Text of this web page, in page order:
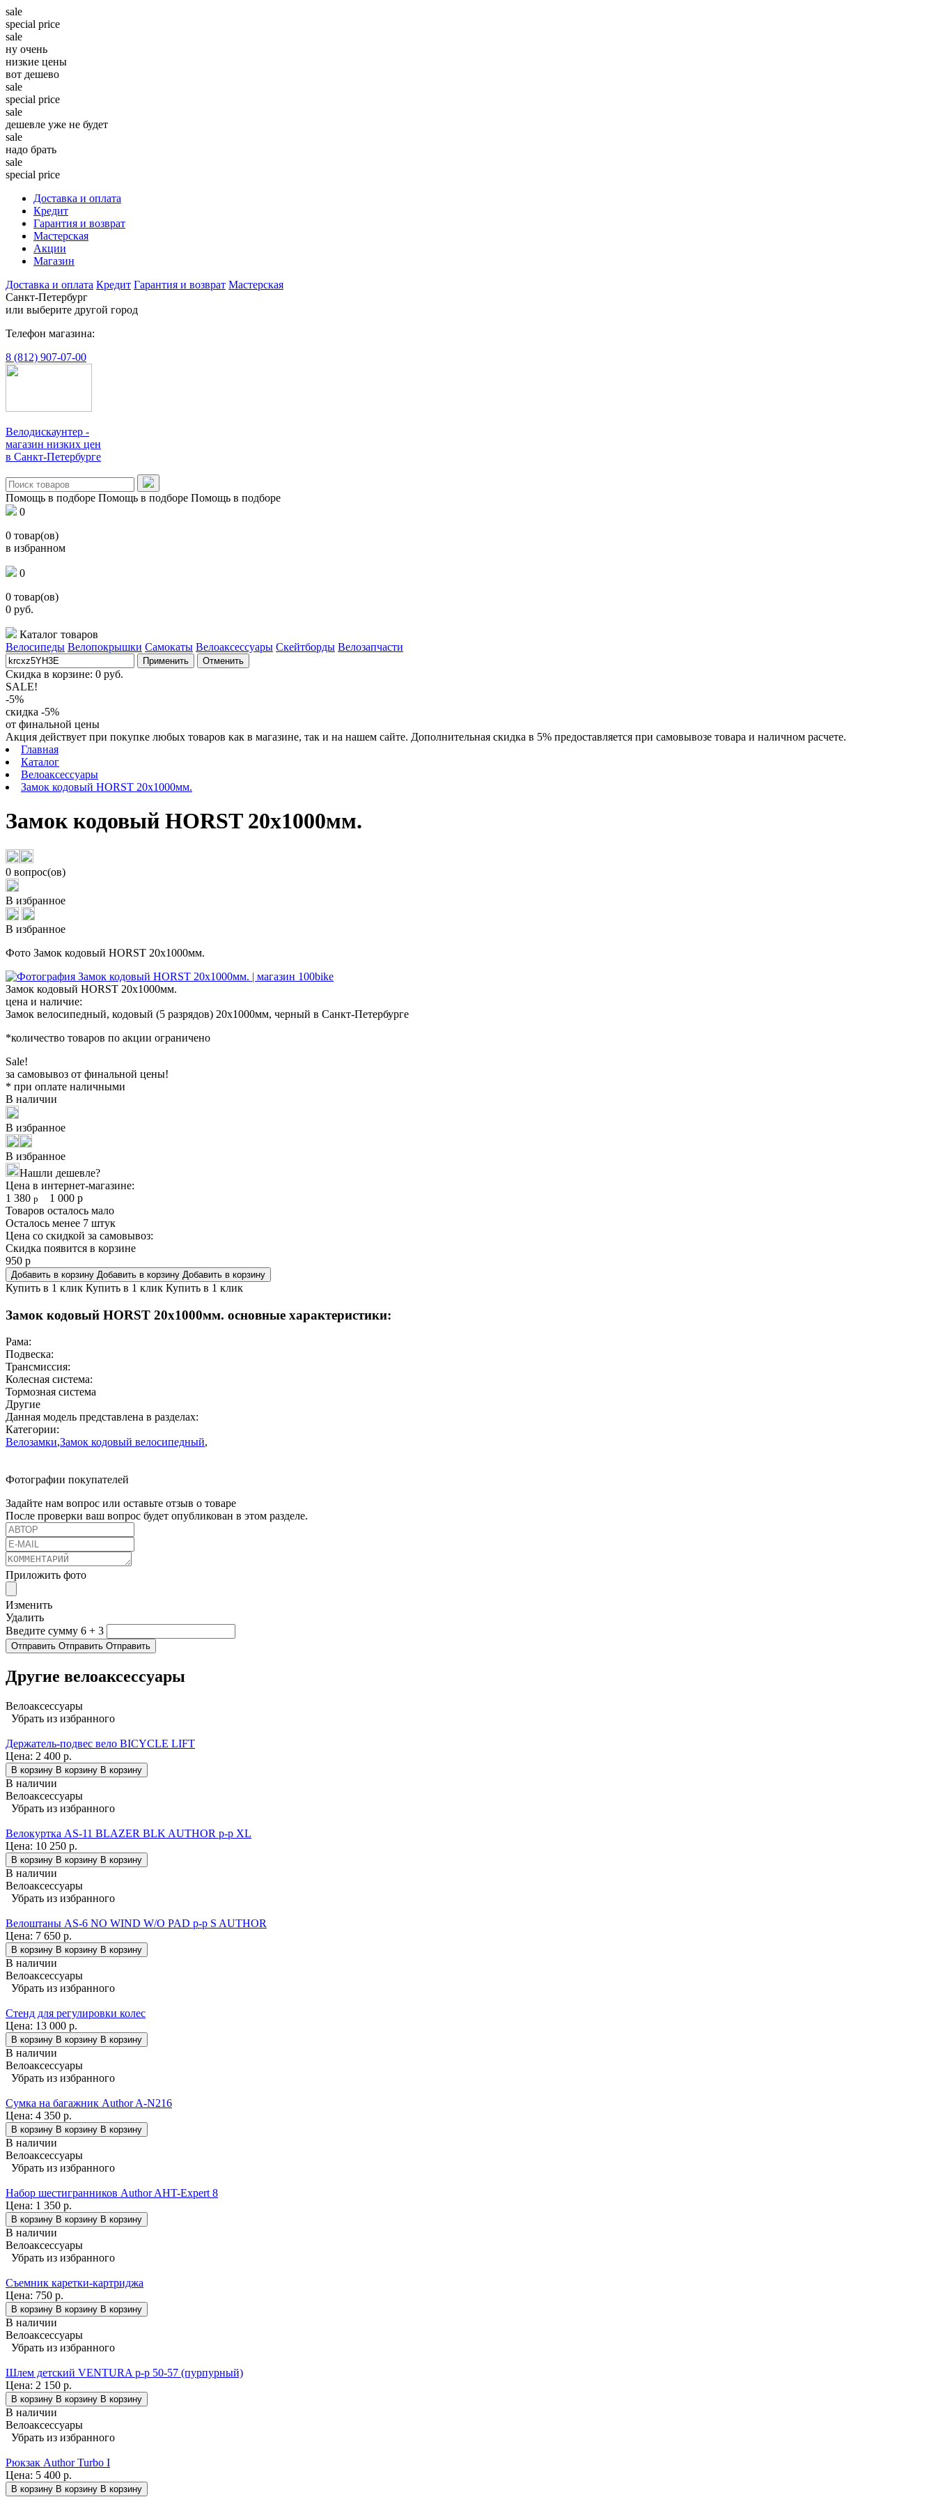
sale
special price
sale
ну очень
низкие цены
вот дешево
sale
special price
sale
дешевле уже не будет
sale
надо брать
sale
special price
Доставка и оплата
Кредит
Гарантия и возврат
Мастерская
Акции
Магазин
Доставка и оплата Кредит Гарантия и возврат Мастерская
Санкт-Петербург
или выберите другой город
Телефон магазина:
8 (812) 907-07-00
Велодискаунтер -
магазин низких цен
в Санкт-Петербурге
Помощь в подборе Помощь в подборе Помощь в подборе
0
0 товар(ов)
в избранном
0
0 товар(ов)
0 руб.
Каталог товаров
Велосипеды Велопокрышки Самокаты Велоаксессуары Скейтборды Велозапчасти
Применить Отменить
Скидка в корзине: 0 руб.
SALE!
-5%
скидка -5%
от финальной цены
Акция действует при покупке любых товаров как в магазине, так и на нашем сайте. Дополнительная скидка в 5% предоставляется при самовывозе товара и наличном расчете.
Главная
Каталог
Велоаксессуары
Замок кодовый HORST 20x1000мм.
Замок кодовый HORST 20x1000мм.
0 вопрос(ов)
В избранное
В избранное
Фото Замок кодовый HORST 20x1000мм.
Замок кодовый HORST 20x1000мм.
цена и наличие:
Замок велосипедный, кодовый (5 разрядов) 20х1000мм, черный в Санкт-Петербурге
*количество товаров по акции ограничено
Sale!
за самовывоз от финальной цены!
* при оплате наличными
В наличии
В избранное
В избранное
Нашли дешевле?
Цена в интернет-магазине:
1 380 р 1 000 р
Товаров осталось мало
Осталось менее 7 штук
Цена со скидкой за самовывоз:
Скидка появится в корзине
950 р
Добавить в корзину Добавить в корзину Добавить в корзину
Купить в 1 клик Купить в 1 клик Купить в 1 клик
Замок кодовый HORST 20x1000мм. основные характеристики:
Рама:
Подвеска:
Трансмиссия:
Колесная система:
Тормозная система
Другие
Данная модель представлена в разделах:
Категории:
Велозамки,Замок кодовый велосипедный,
Фотографии покупателей
Задайте нам вопрос или оставьте отзыв о товаре
После проверки ваш вопрос будет опубликован в этом разделе.
Приложить фото
Изменить
Удалить
Введите сумму 6 + 3
Отправить Отправить Отправить
Другие велоаксессуары
Велоаксессуары
Убрать из избранного
Держатель-подвес вело BICYCLE LIFT
Цена: 2 400 р.
В корзину В корзину В корзину
В наличии
Велоаксессуары
Убрать из избранного
Велокуртка AS-11 BLAZER BLK AUTHOR р-р XL
Цена: 10 250 р.
В корзину В корзину В корзину
В наличии
Велоаксессуары
Убрать из избранного
Велоштаны AS-6 NO WIND W/O PAD р-р S AUTHOR
Цена: 7 650 р.
В корзину В корзину В корзину
В наличии
Велоаксессуары
Убрать из избранного
Стенд для регулировки колес
Цена: 13 000 р.
В корзину В корзину В корзину
В наличии
Велоаксессуары
Убрать из избранного
Сумка на багажник Author A-N216
Цена: 4 350 р.
В корзину В корзину В корзину
В наличии
Велоаксессуары
Убрать из избранного
Набор шестигранников Author AHT-Expert 8
Цена: 1 350 р.
В корзину В корзину В корзину
В наличии
Велоаксессуары
Убрать из избранного
Съемник каретки-картриджа
Цена: 750 р.
В корзину В корзину В корзину
В наличии
Велоаксессуары
Убрать из избранного
Шлем детский VENTURA р-р 50-57 (пурпурный)
Цена: 2 150 р.
В корзину В корзину В корзину
В наличии
Велоаксессуары
Убрать из избранного
Рюкзак Author Turbo I
Цена: 5 400 р.
В корзину В корзину В корзину